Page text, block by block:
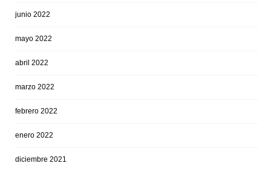
junio 2022
mayo 2022
abril 2022
marzo 2022
febrero 2022
enero 2022
diciembre 2021